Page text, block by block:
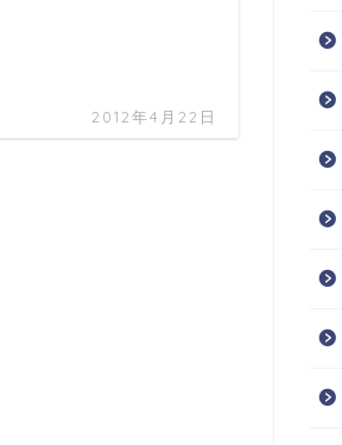
2012年4月22日